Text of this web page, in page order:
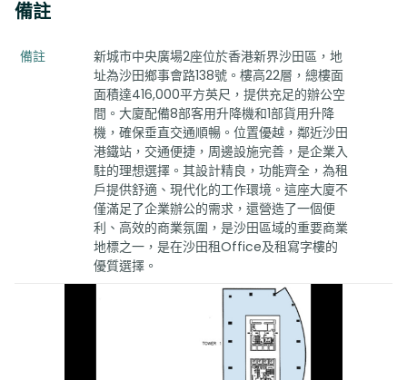
備註
備註
新城市中央廣場2座位於香港新界沙田區，地
址為沙田鄉事會路138號。樓高22層，總樓面
面積達416,000平方英尺，提供充足的辦公空
間。大廈配備8部客用升降機和1部貨用升降
機，確保垂直交通順暢。位置優越，鄰近沙田
港鐵站，交通便捷，周邊設施完善，是企業入
駐的理想選擇。其設計精良，功能齊全，為租
戶提供舒適、現代化的工作環境。這座大廈不
僅滿足了企業辦公的需求，還營造了一個便
利、高效的商業氛圍，是沙田區域的重要商業
地標之一，是在沙田租Office及租寫字樓的
優質選擇。